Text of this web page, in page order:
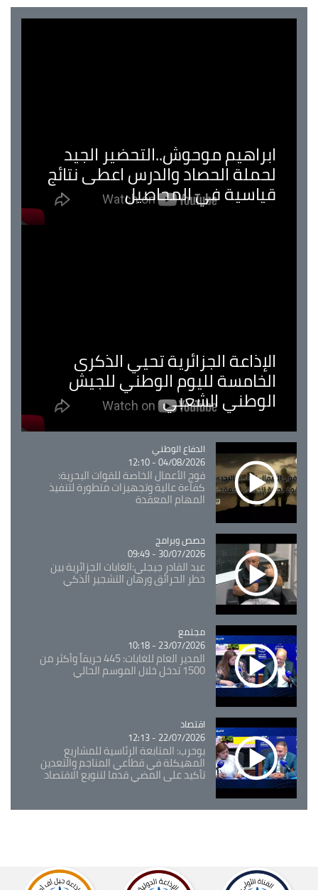
ابراهيم موحوش..التحضير الجيد
لحملة الحصاد والدرس اعطى نتائج
قياسية في المحاصيل
الإذاعة الجزائرية تحيي الذكرى
الخامسة لليوم الوطني للجيش
الوطني الشعبي
Catégorie
الدفاع الوطني
04/08/2026 - 12:10
فوج الأعمال الخاصة للقوات البحرية:
كفاءة عالية وتجهيزات متطورة لتنفيذ
المهام المعقدة
Catégorie
حصص وبرامج
30/07/2026 - 09:49
عبد القادر جيجلي:الغابات الجزائرية بين
خطر الحرائق ورهان التشجير الذكي
Catégorie
مجتمع
23/07/2026 - 10:18
المدير العام للغابات: 445 حريقاً وأكثر من
1500 تدخل خلال الموسم الحالي
Catégorie
اقتصاد
22/07/2026 - 12:13
بوحرب: المتابعة الرئاسية للمشاريع
المهيكلة في قطاعي المناجم والتعدين
تأكيد على المضي قدما لتنويع الاقتصاد